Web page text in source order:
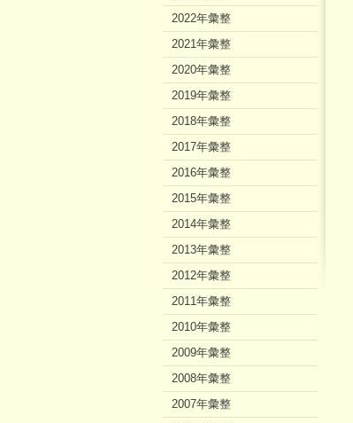
2022年彙整
2021年彙整
2020年彙整
2019年彙整
2018年彙整
2017年彙整
2016年彙整
2015年彙整
2014年彙整
2013年彙整
2012年彙整
2011年彙整
2010年彙整
2009年彙整
2008年彙整
2007年彙整